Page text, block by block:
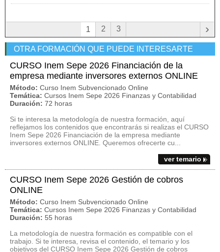
1 2 3 ›
OTRA FORMACIÓN QUE PUEDE INTERESARTE
CURSO Inem Sepe 2026 Financiación de la
empresa mediante inversores externos ONLINE
Método: Curso Inem Subvencionado Online
Temática: Cursos Inem Sepe 2026 Finanzas y Contabilidad
Duración: 72 horas
Si te interesa la metodología de nuestra formación, aquí
reflejamos los contenidos que encontrarás si realizas el CURSO
Inem Sepe 2026 Financiación de la empresa mediante
inversores externos ONLINE. Queremos ofrecerte cu...
ver temario
CURSO Inem Sepe 2026 Gestión de cobros
ONLINE
Método: Curso Inem Subvencionado Online
Temática: Cursos Inem Sepe 2026 Finanzas y Contabilidad
Duración: 55 horas
La metodología de nuestra formación es compatible con el
trabajo. Si te interesa, revisa el contenido, el temario y los
objetivos del CURSO Inem Sepe 2026 Gestión de cobros